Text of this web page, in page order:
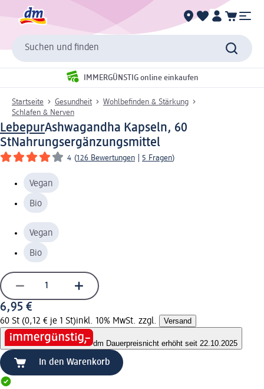
Suchen und finden
IMMERGÜNSTIG online einkaufen
Startseite Gesundheit
Wohlbefinden & Stärkung
Schlafen & Nerven
LebepurAshwagandha Kapseln, 60
StNahrungsergänzungsmittel
4 (126 Bewertungen 5 Fragen)
Vegan
Bio
Vegan
Bio
6,95 €
60 St (0,12 € je 1 St)inkl. 10% MwSt. zzgl. Versand
dm Dauerpreisnicht erhöht seit 22.10.2025
In den Warenkorb